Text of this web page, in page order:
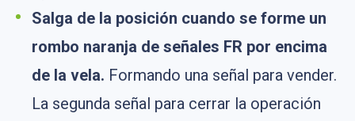
Salga de la posición cuando se forme un
rombo naranja de señales FR por encima
de la vela. Formando una señal para vender.
La segunda señal para cerrar la operación